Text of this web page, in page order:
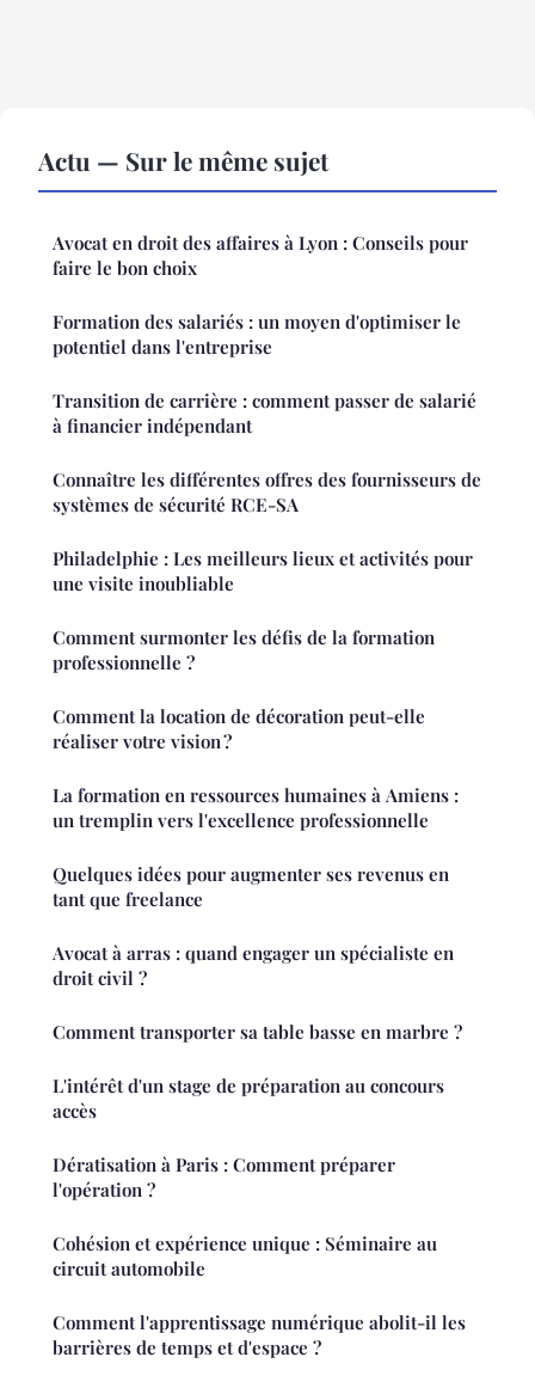
Actu — Sur le même sujet
Avocat en droit des affaires à Lyon : Conseils pour
faire le bon choix
Formation des salariés : un moyen d'optimiser le
potentiel dans l'entreprise
Transition de carrière : comment passer de salarié
à financier indépendant
Connaître les différentes offres des fournisseurs de
systèmes de sécurité RCE-SA
Philadelphie : Les meilleurs lieux et activités pour
une visite inoubliable
Comment surmonter les défis de la formation
professionnelle ?
Comment la location de décoration peut-elle
réaliser votre vision ?
La formation en ressources humaines à Amiens :
un tremplin vers l'excellence professionnelle
Quelques idées pour augmenter ses revenus en
tant que freelance
Avocat à arras : quand engager un spécialiste en
droit civil ?
Comment transporter sa table basse en marbre ?
L'intérêt d'un stage de préparation au concours
accès
Dératisation à Paris : Comment préparer
l'opération ?
Cohésion et expérience unique : Séminaire au
circuit automobile
Comment l'apprentissage numérique abolit-il les
barrières de temps et d'espace ?